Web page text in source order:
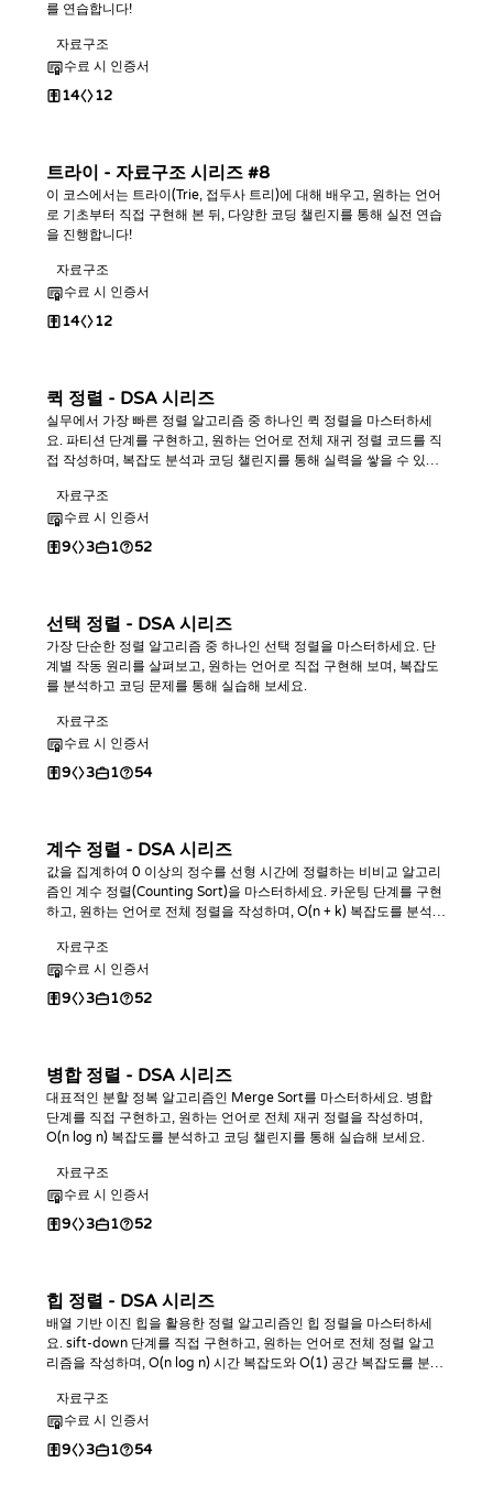
를 연습합니다!
자료구조
수료 시 인증서
14 12
트라이 - 자료구조 시리즈 #8
이 코스에서는 트라이(Trie, 접두사 트리)에 대해 배우고, 원하는 언어
로 기초부터 직접 구현해 본 뒤, 다양한 코딩 챌린지를 통해 실전 연습
을 진행합니다!
자료구조
수료 시 인증서
14 12
퀵 정렬 - DSA 시리즈
실무에서 가장 빠른 정렬 알고리즘 중 하나인 퀵 정렬을 마스터하세
요. 파티션 단계를 구현하고, 원하는 언어로 전체 재귀 정렬 코드를 직
접 작성하며, 복잡도 분석과 코딩 챌린지를 통해 실력을 쌓을 수 있습
자료구조
수료 시 인증서
9 3 1 52
선택 정렬 - DSA 시리즈
가장 단순한 정렬 알고리즘 중 하나인 선택 정렬을 마스터하세요. 단
계별 작동 원리를 살펴보고, 원하는 언어로 직접 구현해 보며, 복잡도
를 분석하고 코딩 문제를 통해 실습해 보세요.
자료구조
수료 시 인증서
9 3 1 54
계수 정렬 - DSA 시리즈
값을 집계하여 0 이상의 정수를 선형 시간에 정렬하는 비비교 알고리
즘인 계수 정렬(Counting Sort)을 마스터하세요. 카운팅 단계를 구현
하고, 원하는 언어로 전체 정렬을 작성하며, O(n + k) 복잡도를 분석하
자료구조
수료 시 인증서
9 3 1 52
병합 정렬 - DSA 시리즈
대표적인 분할 정복 알고리즘인 Merge Sort를 마스터하세요. 병합
단계를 직접 구현하고, 원하는 언어로 전체 재귀 정렬을 작성하며,
O(n log n) 복잡도를 분석하고 코딩 챌린지를 통해 실습해 보세요.
자료구조
수료 시 인증서
9 3 1 52
힙 정렬 - DSA 시리즈
배열 기반 이진 힙을 활용한 정렬 알고리즘인 힙 정렬을 마스터하세
요. sift-down 단계를 직접 구현하고, 원하는 언어로 전체 정렬 알고
리즘을 작성하며, O(n log n) 시간 복잡도와 O(1) 공간 복잡도를 분석
자료구조
수료 시 인증서
9 3 1 54